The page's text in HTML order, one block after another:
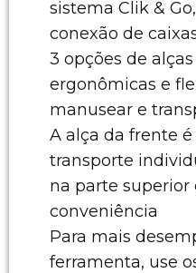
sistema Clik &
conexão de
3 opções de
ergonômicas e
manusear e
A alça da frente
transporte
na parte superior
conveniência
Para mais
ferramenta, use